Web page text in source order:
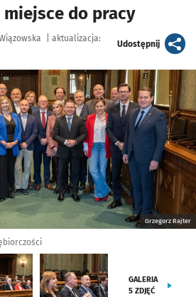
do pracy
aktualizacja:
Udostępnijartykuł
Grzegorz Rajter
GALERIA
5 ZDJĘĆ